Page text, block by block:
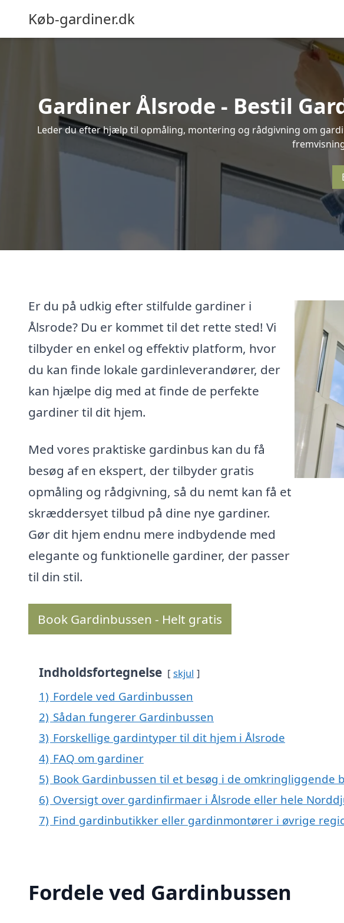
Køb-gardiner.dk
Gardiner Ålsrode - Bestil
Leder du efter hjælp til opmåling, montering og rådgivning om
Er du på udkig efter stilfulde gardiner i
Ålsrode? Du er kommet til det rette sted! Vi
tilbyder en enkel og effektiv platform, hvor
du kan finde lokale gardinleverandører, der
kan hjælpe dig med at finde de perfekte
gardiner til dit hjem.
Med vores praktiske gardinbus kan du få
besøg af en ekspert, der tilbyder gratis
opmåling og rådgivning, så du nemt kan få et
skræddersyet tilbud på dine nye gardiner.
Gør dit hjem endnu mere indbydende med
elegante og funktionelle gardiner, der passer
til din stil.
Book Gardinbussen - Helt gratis
Indholdsfortegnelse skjul
1) Fordele ved Gardinbussen
2) Sådan fungerer Gardinbussen
3) Forskellige gardintyper til dit hjem i Ålsrode
4) FAQ om gardiner
5) Book Gardinbussen til et besøg i de omkringliggende
6) Oversigt over gardinfirmaer i Ålsrode eller hele
7) Find gardinbutikker eller gardinmontører i øvrige
Fordele ved Gardinbussen